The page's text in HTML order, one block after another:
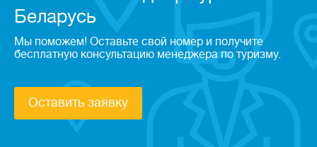
Беларусь
Мы поможем! Оставьте свой номер и получите
бесплатную консультацию менеджера по туризму.
Оставить заявку